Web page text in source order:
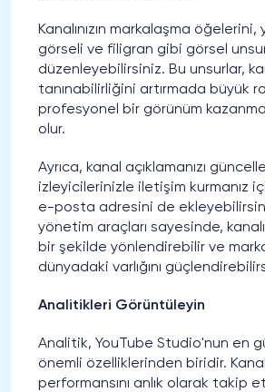
Kanalınızın markalaşma
görseli ve filigran gibi görsel
düzenleyebilirsiniz. Bu unsurlar,
tanınabilirliğini artırmada büyük
profesyonel bir görünüm
olur.
Ayrıca, kanal açıklamanızı
izleyicilerinizle iletişim kurmanız
e-posta adresini de
yönetim araçları sayesinde,
bir şekilde yönlendirebilir ve
dünyadaki varlığını
Analitikleri Görüntüleyin
Analitik, YouTube Studio'nun en
önemli özelliklerinden biridir.
performansını anlık olarak takip